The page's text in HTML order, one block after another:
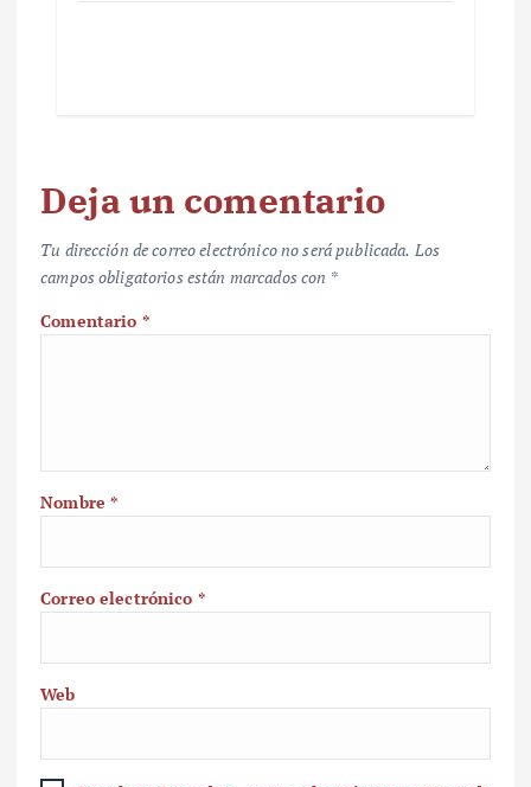
Deja un comentario
Tu dirección de correo electrónico no será publicada. Los
campos obligatorios están marcados con *
Comentario *
Nombre*
Correo electrónico *
Web